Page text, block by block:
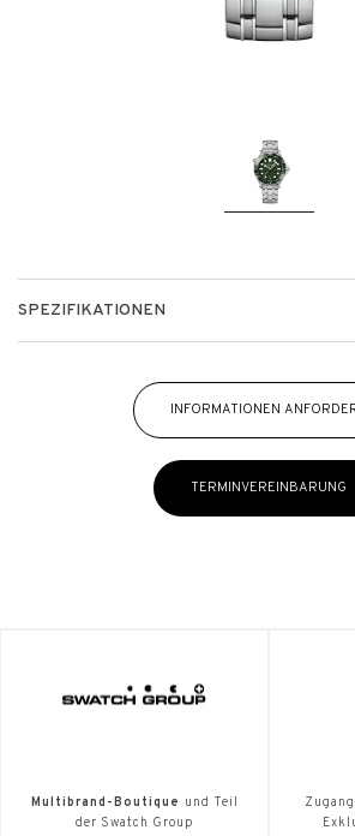
SPEZIFIKATIONEN
INFORMATIONEN
TERMINVEREINBARUNG
Multibrand-Boutique
und Teil
der Swatch Group